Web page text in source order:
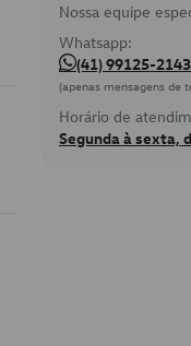
Nossa equipe
Whatsapp:
(41) 99125-2143
(apenas mensagens de
Horário de
Segunda à sexta,